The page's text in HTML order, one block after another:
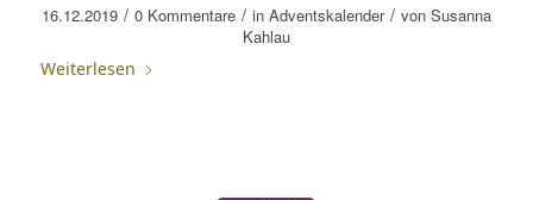
16.12.2019 / 0 Kommentare / in Adventskalender / von Susanna
Kahlau
Weiterlesen